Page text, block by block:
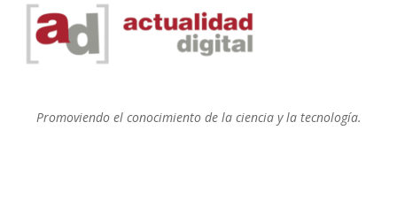
Promoviendo el conocimiento de la ciencia y la tecnología.